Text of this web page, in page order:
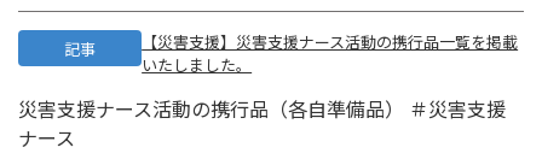
記事
【災害支援】災害支援ナース活動の携行品一覧を掲載
いたしました。
災害支援ナース活動の携行品（各自準備品） ＃災害支援
ナース